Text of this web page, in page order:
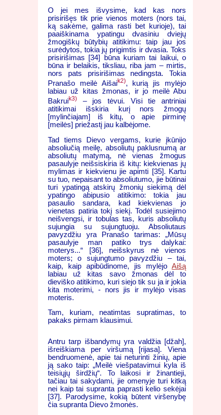
O jei mes išvysime, kad kas nors
prisirišęs tik prie vienos moters (nors tai,
ką sakėme, galima rasti bet kurioje), tai
paaiškinama ypatingu dvasiniu dviejų
žmogiškų būtybių atitikimu: taip jau jos
surėdytos, tokia jų prigimtis ir dvasia. Toks
prisirišimas [34] būna kuriam tai laikui, o
būna ir belaikis, tiksliau, riba jam – mirtis,
nors pats prisirišimas nedingsta. Tokia
Pranašo meilė Aišaik2), kurią jis mylėjo
labiau už kitas žmonas, ir jo meilė Abu
Bakruik3) – jos tėvui. Visi tie antriniai
atitikimai išskiria kurį nors žmogų
[mylinčiajam] iš kitų, o apie pirminę
[meilės] priežastį jau kalbėjome.
Tad tiems Dievo vergams, kurie įkūnijo
absoliučią meilę, absoliutų paklusnumą ar
absoliutų matymą, nė vienas žmogus
pasaulyje neišsiskiria iš kitų: kiekvienas jų
mylimas ir kiekvienu jie apimti [35]. Kartu
su tuo, nepaisant to absoliutumo, jie būtinai
turi ypatingą atskirų žmonių siekimą dėl
ypatingo abipusio atitikimo: tokia jau
pasaulio sandara, kad kiekvienas jo
vienetas patiria tokį siekį. Todėl susiejimo
neišvengsi, ir tobulas tas, kuris absoliutų
sujungia su sujungtuoju. Absoliutaus
pavyzdžiu yra Pranašo tarimas: „Mūsų
pasaulyje man patiko trys dalykai:
moterys...“ [36], neišskyrus nė vienos
moters; o sujungtumo pavyzdžiu – tai,
kaip, kaip apibūdinome, jis mylėjo Aišą
labiau už kitas savo žmonas dėl to
dieviško atitikimo, kuri siejo tik su ja ir jokia
kita moterimi, - nors jis ir mylėjo visas
moteris.
Tam, kuriam, neatimtas supratimas, to
pakaks pirmam klausimui.
Antru tarp išbandymų yra valdžia [džah],
išreiškiama per viršumą [rijasa]. Viena
bendruomenė, apie tai neturinti žinių, apie
ją sako taip: „Meilė viešpatavimui kyla iš
teisiųjų širdžių“. To laikosi ir žinantieji,
tačiau tai sakydami, jie omenyje turi kitką
nei kaip tai supranta paprasti kelio sekėjai
[37]. Parodysime, kokią būtent viršenybę
čia supranta Dievo žmonės.